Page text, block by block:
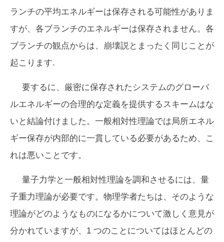
ランチの平均エネルギーは保存される可能性がありま
すが、各ブランチのエネルギーは保存されません。各
ブランチの観点からは、崩壊説とまったく同じことが
起こります.
要するに、厳密に保存されたシステムのグローバ
ルエネルギーの合理的な定義を提供するスキームはな
いと結論付けました。一般相対性理論では局所エネル
ギー保存が内部的に一貫している必要があるため、こ
れは悪いことです。
量子力学と一般相対性理論を調和させるには、量
子重力理論が必要です。物理学者たちは、そのような
理論がどのようなものになるかについて激しく意見が
分かれていますが、1 つのことについてはほとんどの